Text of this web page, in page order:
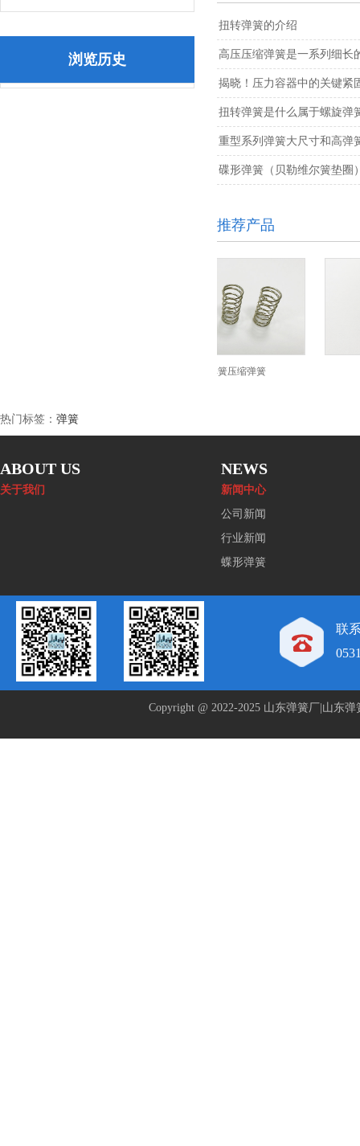
浏览历史
扭转弹簧的介绍
高压压缩弹簧是一系列细长
揭晓！压力容器中的关键紧
扭转弹簧是什么属于螺旋弹
重型系列弹簧大尺寸和高弹
碟形弹簧（贝勒维尔簧垫圈
推荐产品
压力弹簧压缩弹簧
热门标签： 弹簧
ABOUT US
关于我们
NEWS
新闻中心
公司新闻
行业新闻
蝶形弹簧
联
Copyright @ 2022-2025 山东弹簧厂|山东